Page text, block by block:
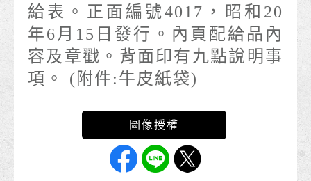
給表。正面編號4017，昭和20
年6月15日發行。內頁配給品內
容及章戳。背面印有九點說明事
項。 (附件:牛皮紙袋)